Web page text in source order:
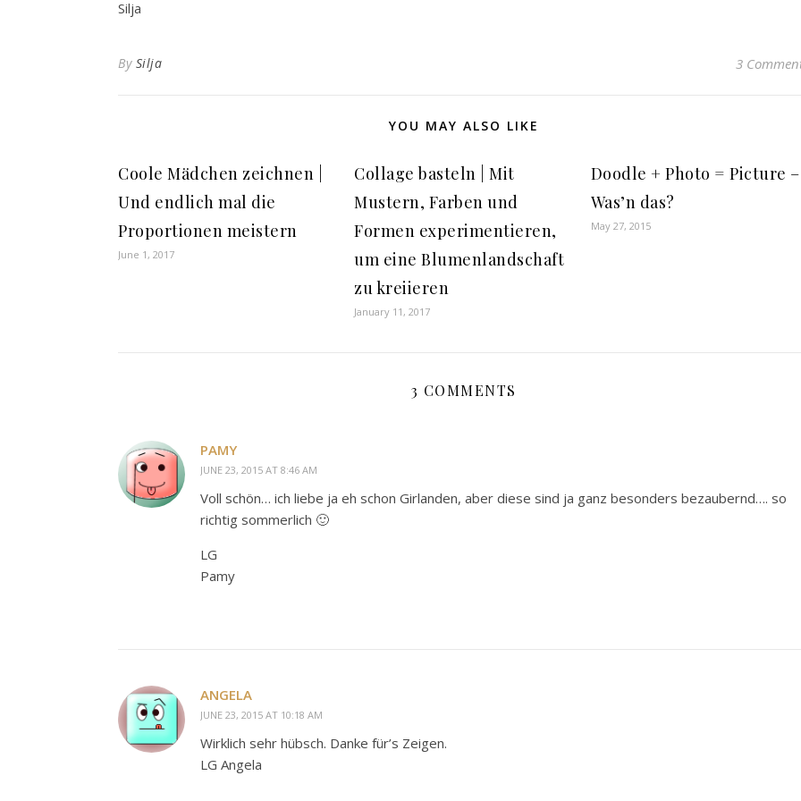
Silja
By Silja 3
YOU MAY ALSO LIKE
Coole Mädchen zeichnen |
Und endlich mal die
Proportionen meistern
June 1, 2017
Collage basteln | Mit
Mustern, Farben und
Formen experimentieren,
um eine Blumenlandschaft
zu kreiieren
January 11, 2017
Doodle + Photo = Picture –
Was’n das?
May 27, 2015
3 COMMENTS
PAMY
JUNE 23, 2015 AT 8:46 AM
Voll schön… ich liebe ja eh schon Girlanden, aber diese sind ja ganz besonders bezaubernd…. so
richtig sommerlich 🙂
LG
Pamy
ANGELA
JUNE 23, 2015 AT 10:18 AM
Wirklich sehr hübsch. Danke für’s Zeigen.
LG Angela